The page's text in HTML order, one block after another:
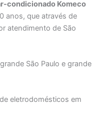
condicionado Komeco
anos, que através de
atendimento de São
São Paulo e grande
eletrodomésticos em